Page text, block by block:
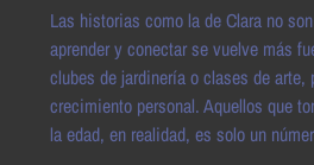
Las historias como la de Clara no
aprender y conectar se vuelve más
clubes de jardinería o clases de
crecimiento personal. Aquellos que
la edad, en realidad, es solo un